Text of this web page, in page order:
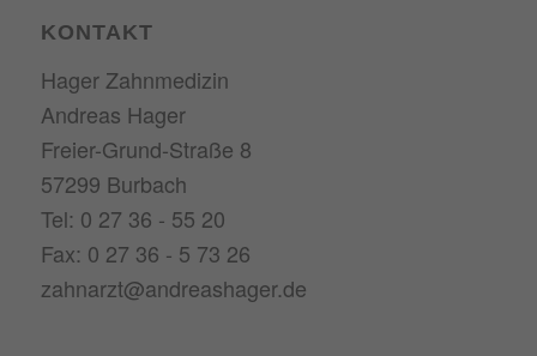
KONTAKT
Hager Zahnmedizin
Andreas Hager
Freier-Grund-Straße 8
57299 Burbach
Tel: 0 27 36 - 55 20
Fax: 0 27 36 - 5 73 26
zahnarzt@andreashager.de